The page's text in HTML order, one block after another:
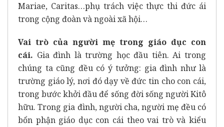
Mariae, Caritas…phụ trách việc thực thi đức ái
trong cộng đoàn và ngoài xã hội…
Vai trò của người mẹ trong giáo dục con
cái. Gia đình là trường học đầu tiên. Ai trong
chúng ta cũng đều có ý tưởng: gia đình như là
trường giáo lý, nơi đó dạy về đức tin cho con cái,
trong bước khởi đầu để sống đời sống người Kitô
hữu. Trong gia đình, người cha, người mẹ đều có
bổn phận giáo dục con cái theo vai trò và kiểu